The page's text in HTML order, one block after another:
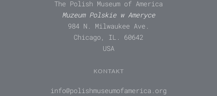
The Polish Museum of America
Muzeum Polskie w Ameryce
984 N. Milwaukee Ave.
Chicago, IL. 60642
USA
KONTAKT
info@polishmuseumofamerica.org